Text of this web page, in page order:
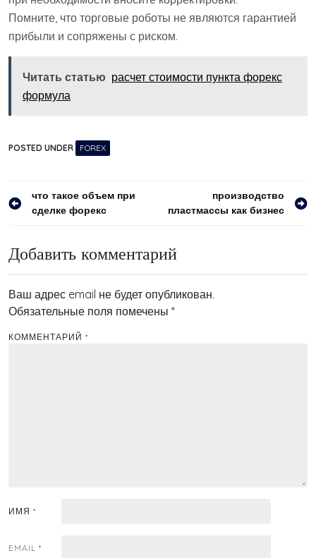
Помните, что торговые роботы не являются гарантией
прибыли и сопряжены с риском.
Читать статью расчет стоимости пункта форекс
формула
POSTED UNDER FOREX
Навигация
что такое объем при
сделке форекс
производство
пластмассы как бизнес
Добавить комментарий
Ваш адрес email не будет опубликован.
Обязательные поля помечены *
КОММЕНТАРИЙ *
ИМЯ *
EMAIL *